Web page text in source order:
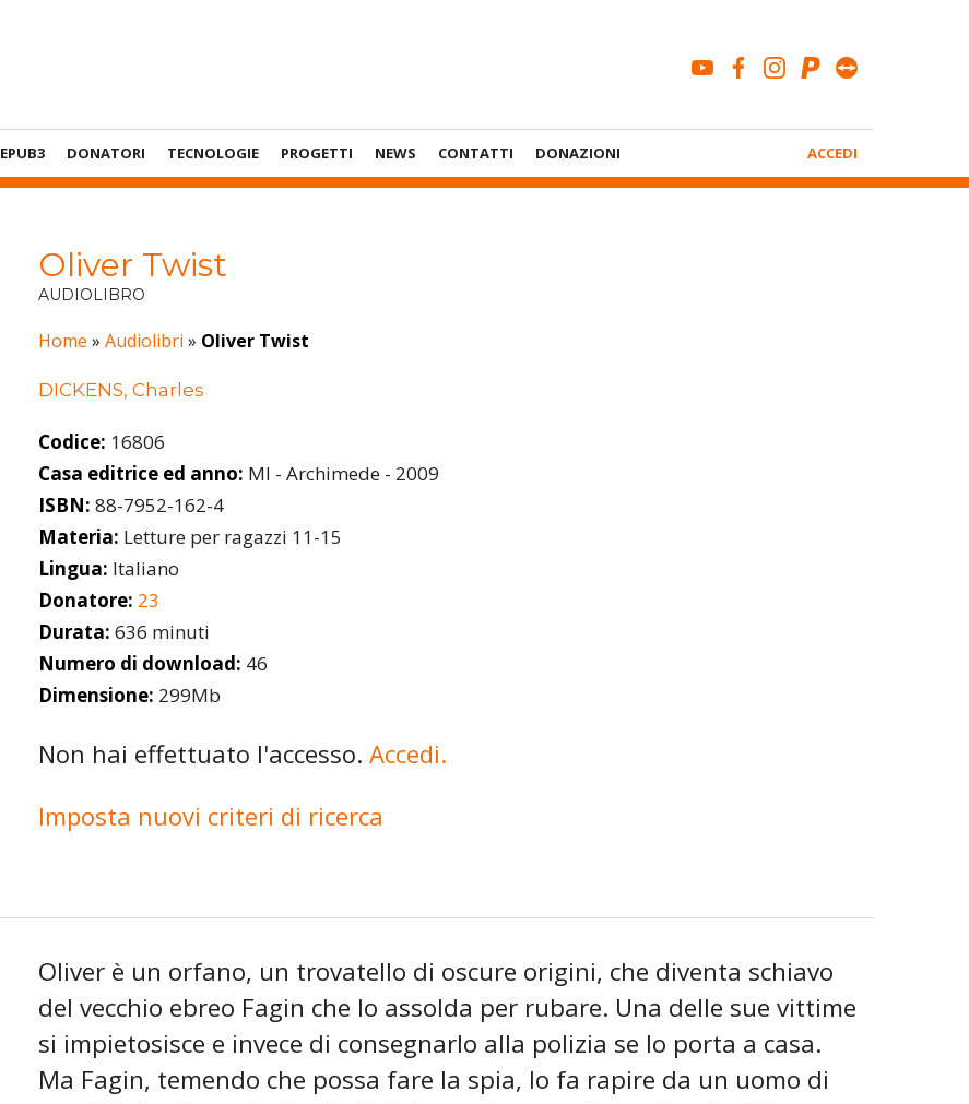
youtubefacebook
instagram
paypal
EPUB3 DONATORI TECNOLOGIE PROGETTI NEWS CONTATTI DONAZIONI
Account
ACCEDI
Oliver Twist
AUDIOLIBRO
Home » Audiolibri » Oliver Twist
DICKENS, Charles
Codice: 16806
Casa editrice ed anno: MI - Archimede - 2009
ISBN: 88-7952-162-4
Materia: Letture per ragazzi 11-15
Lingua: Italiano
Donatore: 23
Durata: 636 minuti
Numero di download: 46
Dimensione: 299Mb
Non hai effettuato l'accesso. Accedi.
Imposta nuovi criteri di ricerca
Oliver è un orfano, un trovatello di oscure origini, che diventa schiavo
del vecchio ebreo Fagin che lo assolda per rubare. Una delle sue vittime
si impietosisce e invece di consegnarlo alla polizia se lo porta a casa.
Ma Fagin, temendo che possa fare la spia, lo fa rapire da un uomo di